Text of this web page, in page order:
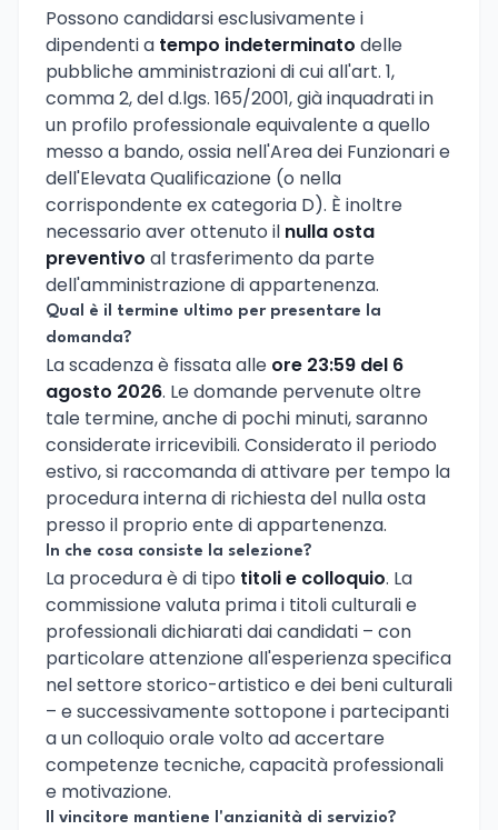
Possono candidarsi esclusivamente i
dipendenti a tempo indeterminato delle
pubbliche amministrazioni di cui all'art. 1,
comma 2, del d.lgs. 165/2001, già inquadrati in
un profilo professionale equivalente a quello
messo a bando, ossia nell'Area dei Funzionari e
dell'Elevata Qualificazione (o nella
corrispondente ex categoria D). È inoltre
necessario aver ottenuto il nulla osta
preventivo al trasferimento da parte
dell'amministrazione di appartenenza.
Qual è il termine ultimo per presentare la
domanda?
La scadenza è fissata alle ore 23:59 del 6
agosto 2026. Le domande pervenute oltre
tale termine, anche di pochi minuti, saranno
considerate irricevibili. Considerato il periodo
estivo, si raccomanda di attivare per tempo la
procedura interna di richiesta del nulla osta
presso il proprio ente di appartenenza.
In che cosa consiste la selezione?
La procedura è di tipo titoli e colloquio. La
commissione valuta prima i titoli culturali e
professionali dichiarati dai candidati – con
particolare attenzione all'esperienza specifica
nel settore storico-artistico e dei beni culturali
– e successivamente sottopone i partecipanti
a un colloquio orale volto ad accertare
competenze tecniche, capacità professionali
e motivazione.
Il vincitore mantiene l'anzianità di servizio?